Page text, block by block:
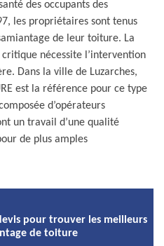
des occupants des
les propriétaires sont tenus
de leur toiture. La
nécessite l’intervention
Dans la ville de Luzarches,
est la référence pour ce type
d’opérateurs
un travail d’une qualité
de plus amples
pour trouver les meilleurs
de toiture